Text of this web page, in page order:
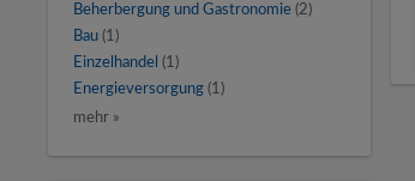
Beherbergung und Gastronomie (2)
Bau (1)
Einzelhandel (1)
Energieversorgung (1)
mehr »